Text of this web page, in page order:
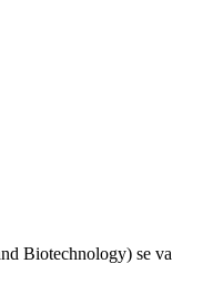
Biotechnology) se va